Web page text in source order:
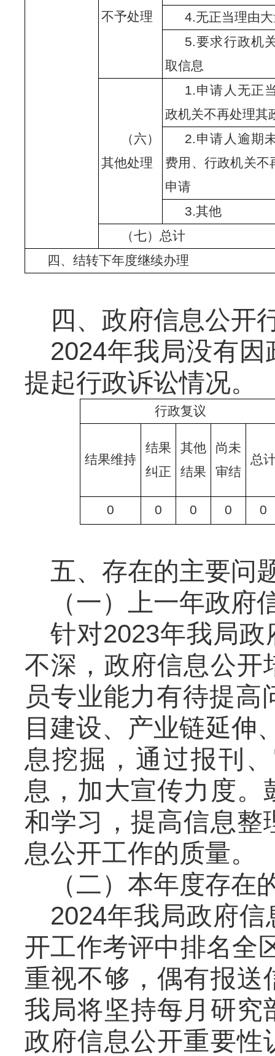
不予处理
4.无正当理由
5.要求行政机
取信息
（六）
其他处理
1.申请人无正
政机关不再处理其
2.申请人逾期
费用、行政机关不
申请
3.其他
（七）总计
四、结转下年度继续办理
四、政府信息公开
2024年我局没有
提起行政诉讼情况。
行政复议
结果维持
结果
纠正
其他
结果
尚未
审结
总
0 0 0 0 0
五、存在的主要问
（一）上一年政
针对2023年我局
不深，政府信息公开
员专业能力有待提
目建设、产业链延伸
息挖掘，通过报刊
息，加大宣传力度
和学习，提高信息整
息公开工作的质量。
（二）本年度存
2024年我局政府
开工作考评中排名全
重视不够，偶有报送
我局将坚持每月研究
政府信息公开重要性